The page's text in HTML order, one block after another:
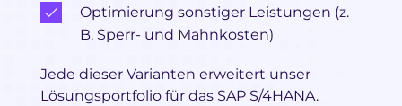
Optimierung sonstiger Leistungen (z.
B. Sperr- und Mahnkosten)
Jede dieser Varianten erweitert unser
Lösungsportfolio für das SAP S/4HANA.